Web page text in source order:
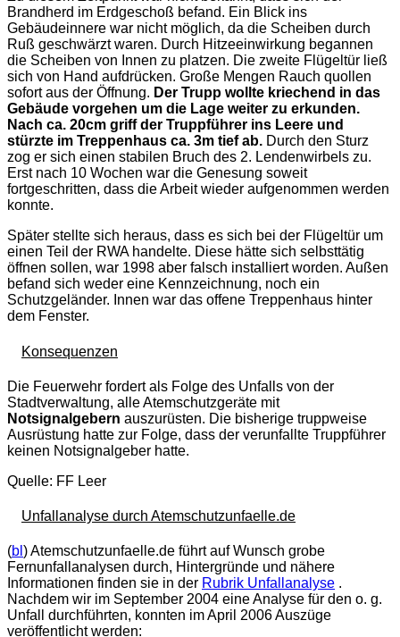
Brandherd im Erdgeschoß befand. Ein Blick ins
Gebäudeinnere war nicht möglich, da die Scheiben durch
Ruß geschwärzt waren. Durch Hitzeeinwirkung begannen
die Scheiben von Innen zu platzen. Die zweite Flügeltür ließ
sich von Hand aufdrücken. Große Mengen Rauch quollen
sofort aus der Öffnung. Der Trupp wollte kriechend in das
Gebäude vorgehen um die Lage weiter zu erkunden.
Nach ca. 20cm griff der Truppführer ins Leere und
stürzte im Treppenhaus ca. 3m tief ab. Durch den Sturz
zog er sich einen stabilen Bruch des 2. Lendenwirbels zu.
Erst nach 10 Wochen war die Genesung soweit
fortgeschritten, dass die Arbeit wieder aufgenommen werden
konnte.
Später stellte sich heraus, dass es sich bei der Flügeltür um
einen Teil der RWA handelte. Diese hätte sich selbsttätig
öffnen sollen, war 1998 aber falsch installiert worden. Außen
befand sich weder eine Kennzeichnung, noch ein
Schutzgeländer. Innen war das offene Treppenhaus hinter
dem Fenster.
Konsequenzen
Die Feuerwehr fordert als Folge des Unfalls von der
Stadtverwaltung, alle Atemschutzgeräte mit
Notsignalgebern auszurüsten. Die bisherige truppweise
Ausrüstung hatte zur Folge, dass der verunfallte Truppführer
keinen Notsignalgeber hatte.
Quelle: FF Leer
Unfallanalyse durch Atemschutzunfaelle.de
(bl ) Atemschutzunfaelle.de führt auf Wunsch grobe
Fernunfallanalysen durch, Hintergründe und nähere
Informationen finden sie in der Rubrik Unfallanalyse .
Nachdem wir im September 2004 eine Analyse für den o. g.
Unfall durchführten, konnten im April 2006 Auszüge
veröffentlicht werden: